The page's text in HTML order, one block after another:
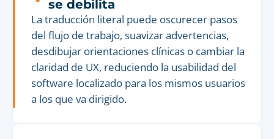
se debilita
La traducción literal puede oscurecer pasos
del flujo de trabajo, suavizar advertencias,
desdibujar orientaciones clínicas o cambiar la
claridad de UX, reduciendo la usabilidad del
software localizado para los mismos usuarios
a los que va dirigido.